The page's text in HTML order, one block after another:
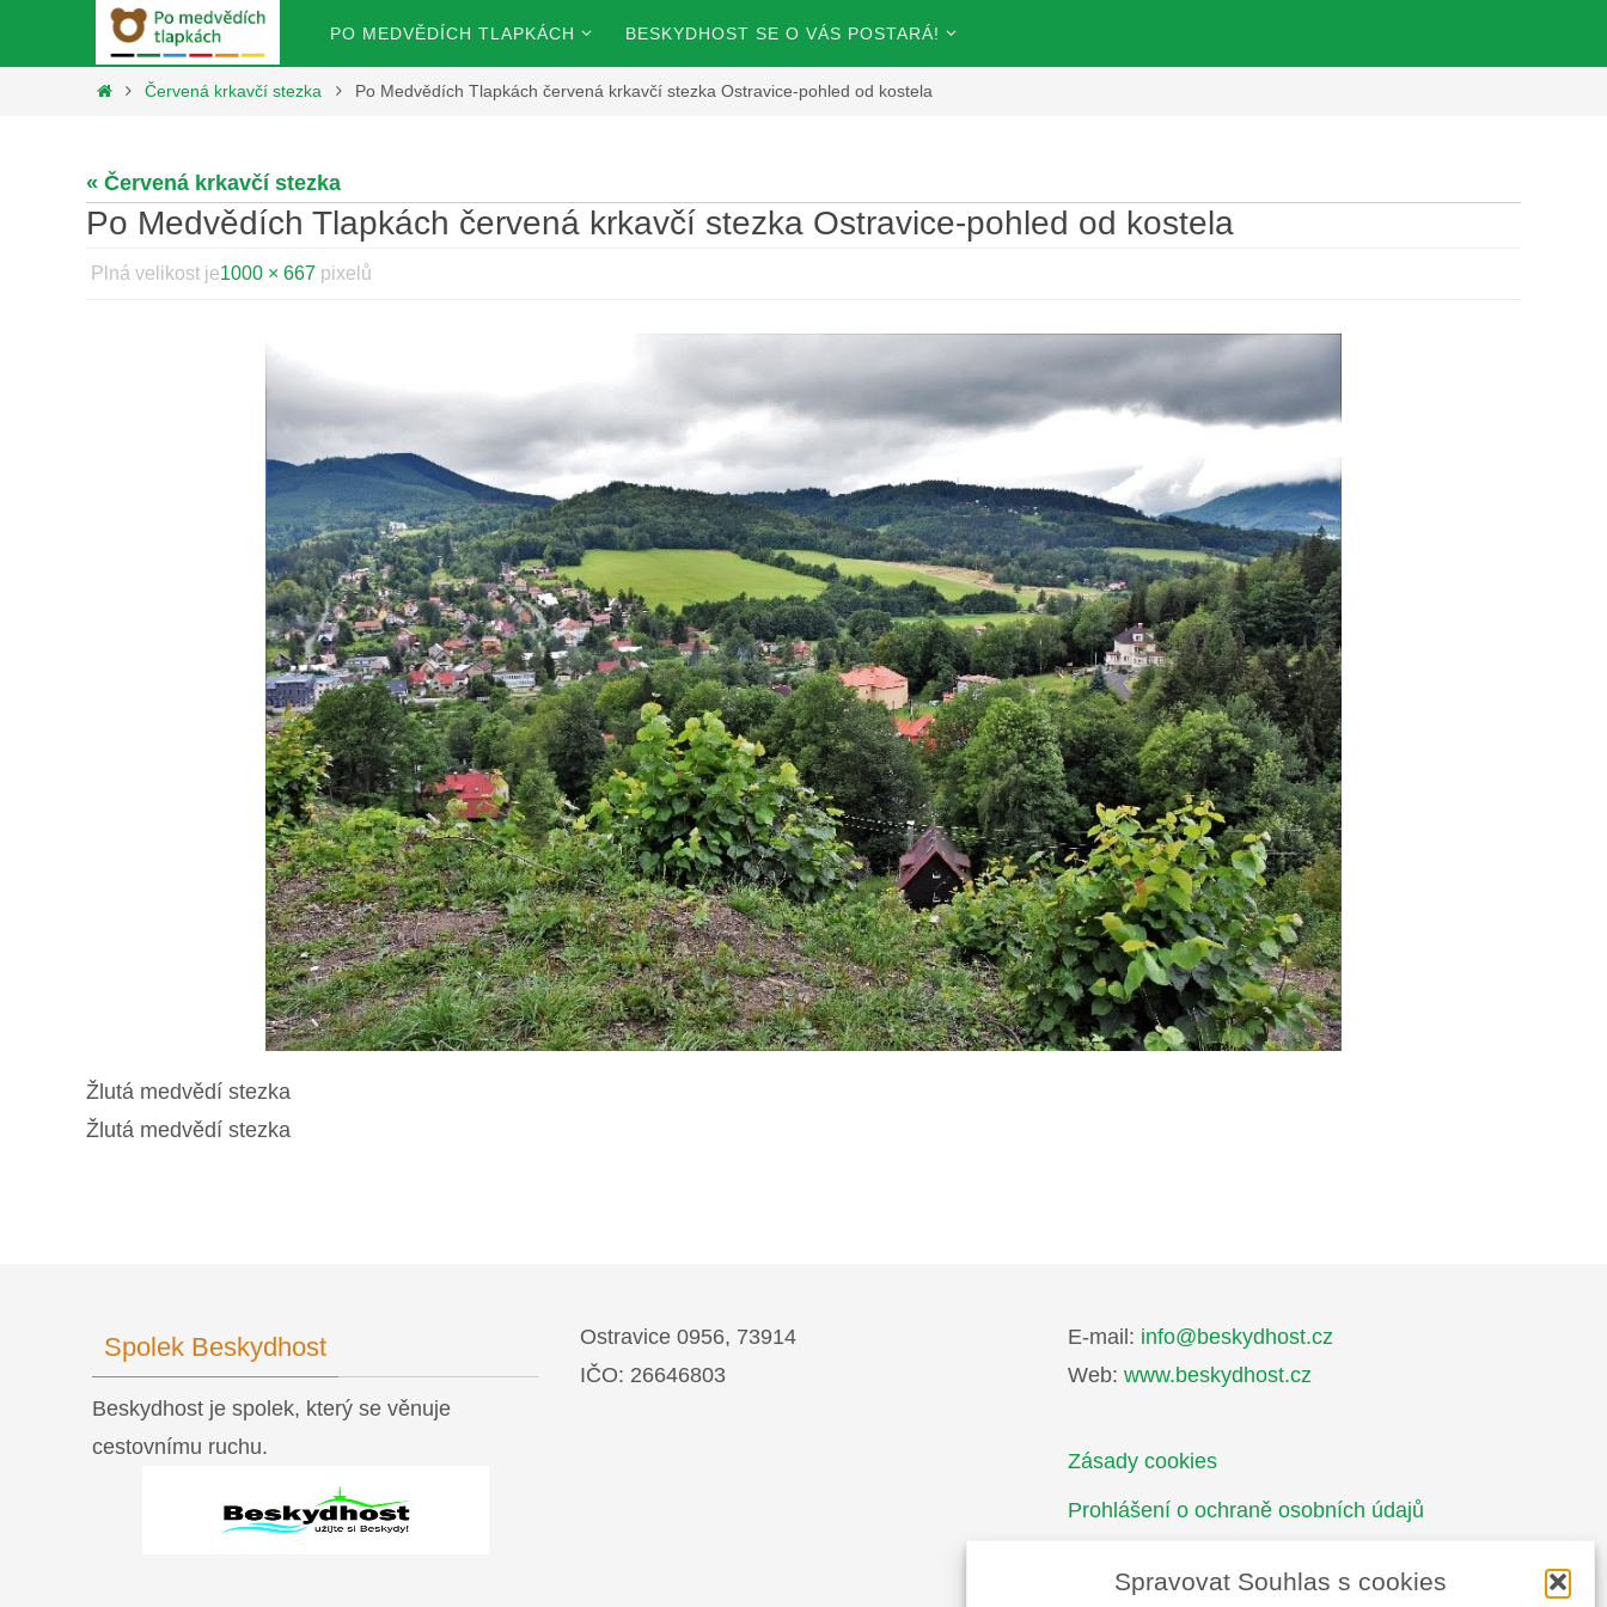
Spravovat Souhlas s cookies
obsah
PO MEDVĚDÍCH TLAPKÁCH BESKYDHOST SE O VÁS POSTARÁ!
HomeČervená krkavčí stezka Po Medvědích Tlapkách červená krkavčí stezka Ostravice-pohled od kostela
« Červená krkavčí stezka
Po Medvědích Tlapkách červená krkavčí stezka Ostravice-pohled od kostela
Plná velikost je1000 × 667 pixelů
Žlutá medvědí stezka
Žlutá medvědí stezka
Spolek Beskydhost
Beskydhost je spolek, který se věnuje
cestovnímu ruchu.
Ostravice 0956, 73914
IČO: 26646803
E-mail: info@beskydhost.cz
Web: www.beskydhost.cz
Zásady cookies
Prohlášení o ochraně osobních údajů